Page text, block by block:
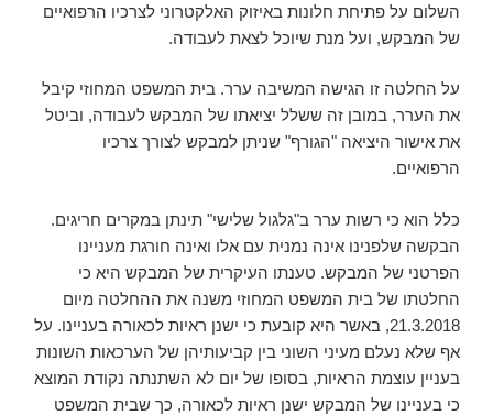
השלום על פתיחת חלונות באיזוק האלקטרוני לצרכיו הרפואיים
של המבקש, ועל מנת שיוכל לצאת לעבודה.
על החלטה זו הגישה המשיבה ערר. בית המשפט המחוזי קיבל
את הערר, במובן זה ששלל יציאתו של המבקש לעבודה, וביטל
את אישור היציאה "הגורף" שניתן למבקש לצורך צרכיו
הרפואיים.
כלל הוא כי רשות ערר ב"גלגול שלישי" תינתן במקרים חריגים.
הבקשה שלפנינו אינה נמנית עם אלו ואינה חורגת מעניינו
הפרטני של המבקש. טענתו העיקרית של המבקש היא כי
החלטתו של בית המשפט המחוזי משנה את ההחלטה מיום
21.3.2018, באשר היא קובעת כי ישנן ראיות לכאורה בעניינו. על
אף שלא נעלם מעיני השוני בין קביעותיהן של הערכאות השונות
בעניין עוצמת הראיות, בסופו של יום לא השתנתה נקודת המוצא
כי בעניינו של המבקש ישנן ראיות לכאורה, כך שבית המשפט